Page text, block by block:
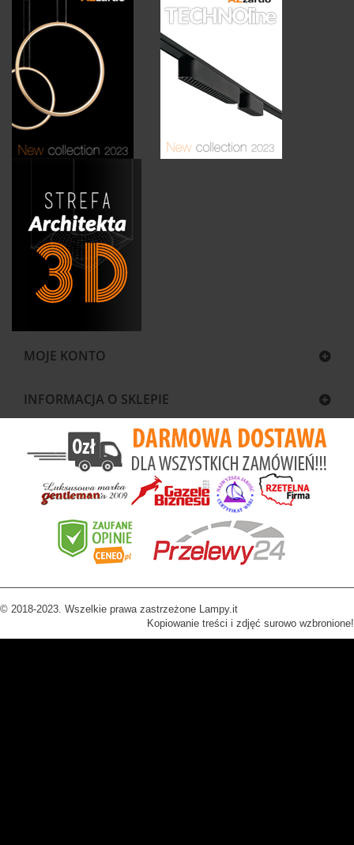
MOJE KONTO
INFORMACJA O SKLEPIE
© 2018-2023. Wszelkie prawa zastrzeżone Lampy.it
Kopiowanie treści i zdjęć surowo wzbronione!